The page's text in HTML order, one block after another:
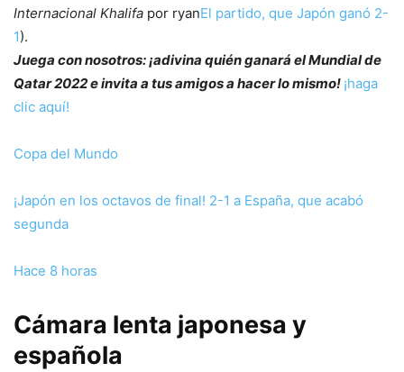
Internacional Khalifa por ryanEl partido, que Japón ganó 2-
1).
Juega con nosotros: ¡adivina quién ganará el Mundial de
Qatar 2022 e invita a tus amigos a hacer lo mismo! ¡haga
clic aquí!
Copa del Mundo
¡Japón en los octavos de final! 2-1 a España, que acabó
segunda
Hace 8 horas
Cámara lenta japonesa y
española